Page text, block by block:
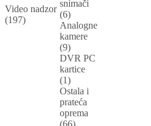
Video nadzor
(197)
snimači
(6)
Analogne
kamere
(9)
DVR PC
kartice
(1)
Ostala i
prateća
oprema